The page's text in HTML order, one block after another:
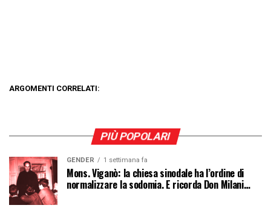
ARGOMENTI CORRELATI:
PIÙ POPOLARI
GENDER 1 settimana fa
Mons. Viganò: la chiesa sinodale ha l’ordine di
normalizzare la sodomia. E ricorda Don Milani…